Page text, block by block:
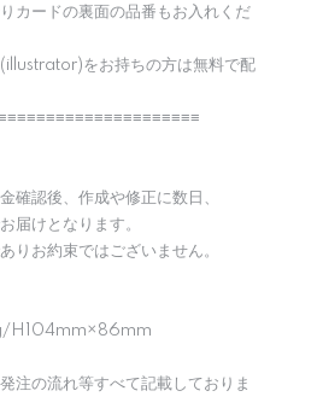
カードの裏面の品番もお入れくだ
(illustrator)をお持ちの方は無料で配
確認後、作成や修正に数日、
届けとなります。
りお約束ではございません。
H104mm×86mm
注の流れ等すべて記載しておりま